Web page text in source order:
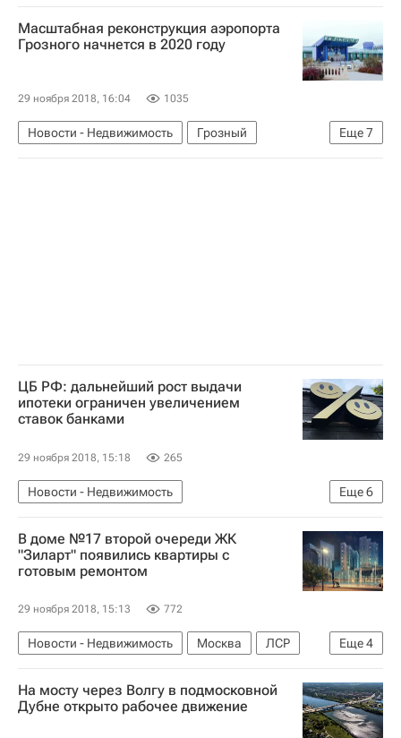
Новости - Недвижимость
Салехард
Министерство внутренних дел РФ (МВД России)
Криминал
Ямало-Ненецкий автономный округ (ЯНАО)
Россия
Масштабная реконструкция аэропорта
Грозного начнется в 2020 году
29 ноября 2018, 16:04 1035
Еще7
Новости - Недвижимость
Грозный
Рамзан Кадыров
Александр Нерадько
ЦБ РФ: дальнейший рост выдачи
ипотеки ограничен увеличением
ставок банками
29 ноября 2018, 15:18 265
Еще6
Новости - Недвижимость
Повышение ставок по ипотеке
Центральный Банк РФ (ЦБ РФ)
Банки
Ипотека
Ставки
В доме №17 второй очереди ЖК
"Зиларт" появились квартиры с
готовым ремонтом
29 ноября 2018, 15:13 772
Еще4
Новости - Недвижимость Москва
ЛСР
Жилье
Ремонт Недвижимость Россия
На мосту через Волгу в подмосковной
Дубне открыто рабочее движение